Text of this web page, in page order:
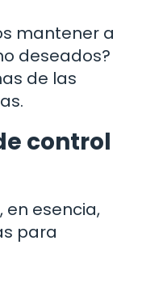
mantener a
deseados?
de las
control
en esencia,
para